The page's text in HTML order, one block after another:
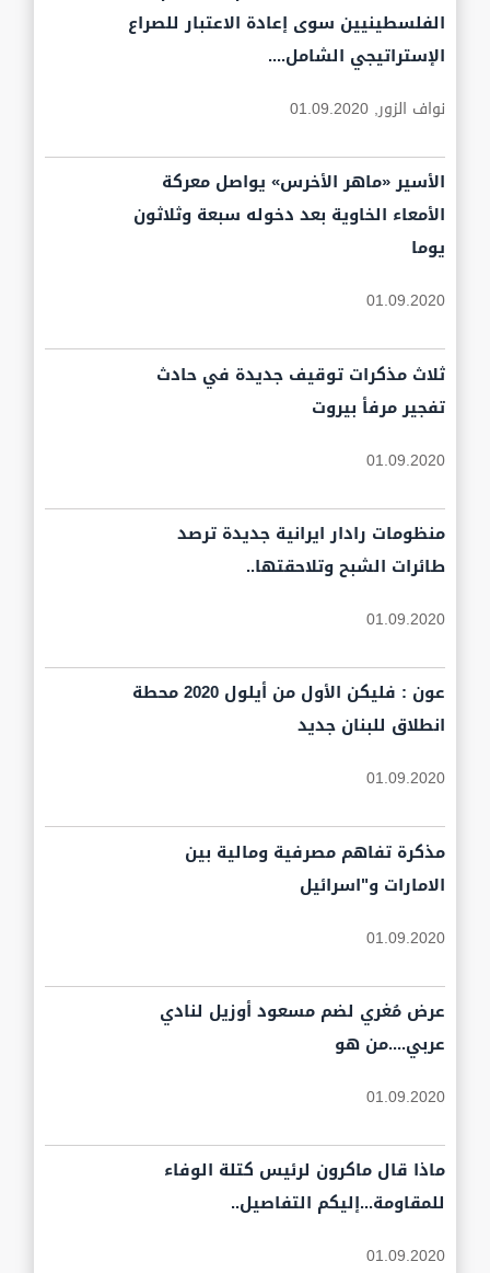
الفلسطينيين سوى إعادة الاعتبار للصراع
الإستراتيجي الشامل....
نواف الزور,01.09.2020
الأسير «ماهر الأخرس» يواصل معركة
الأمعاء الخاوية بعد دخوله سبعة وثلاثون
يوما
01.09.2020
ثلاث مذكرات توقيف جديدة في حادث
تفجير مرفأ بيروت
01.09.2020
منظومات رادار ايرانية جديدة ترصد
طائرات الشبح وتلاحقتها..
01.09.2020
عون : فليكن الأول من أيلول 2020 محطة
انطلاق للبنان جديد
01.09.2020
مذكرة تفاهم مصرفية ومالية بين
الامارات و"اسرائيل
01.09.2020
عرض مُغري لضم مسعود أوزيل لنادي
عربي....من هو
01.09.2020
ماذا قال ماكرون لرئيس كتلة الوفاء
للمقاومة...إليكم التفاصيل..
01.09.2020